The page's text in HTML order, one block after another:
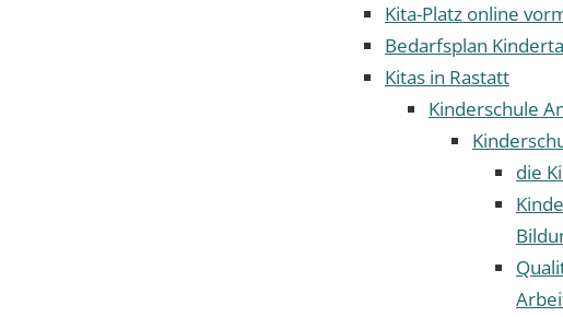
Kita-Platz online
Bedarfsplan
Kitas in Rastatt
Kinderschule
die